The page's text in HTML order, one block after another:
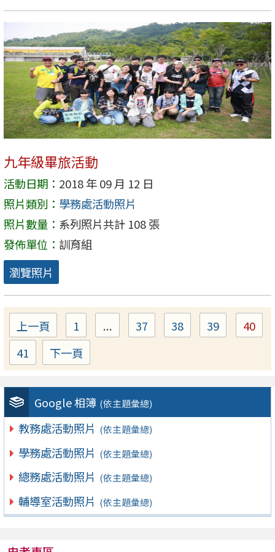
Google 相簿 (依主題彙總)
教務處活動照片 (依主題彙總)
學務處活動照片 (依主題彙總)
總務處活動照片 (依主題彙總)
輔導室活動照片 (依主題彙總)
九年級畢旅活動
活動日期： 2018 年 09 月 12 日
照片類別： 學務處活動照片
照片數量： 系列照片共計 108 張
發佈單位： 訓育組
瀏覽照片
上一頁 Page
1 ... Page
37 Page
38 Page
39
40
Page
41 下一頁